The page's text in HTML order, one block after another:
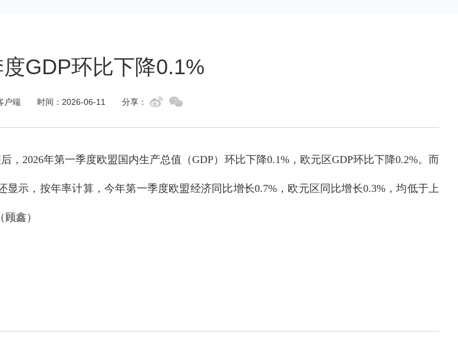
GDP环比下降0.1%
户端 时间：2026-06-11 分享：
2026年第一季度欧盟国内生产总值（GDP）环比下降0.1%，欧元区GDP环比下降0.2%。而
示，按年率计算，今年第一季度欧盟经济同比增长0.7%，欧元区同比增长0.3%，均低于上
鑫）